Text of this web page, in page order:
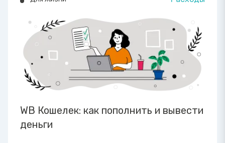
WB Кошелек: как пополнить и вывести
деньги